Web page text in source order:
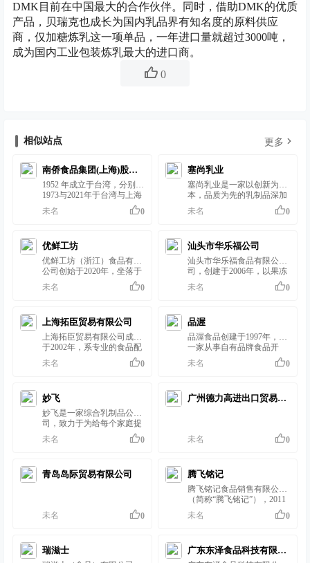
DMK目前在中国最大的合作伙伴。同时，借助DMK的优质
产品，贝瑞克也成长为国内乳品界有知名度的原料供应
商，仅加糖炼乳这一项单品，一年进口量就超过3000吨，
成为国内工业包装炼乳最大的进口商。
0
相似站点 更多
南侨食品集团(上海)股份
有限公司
1952 年成立于台湾，分别于
1973与2021年于台湾与上海
股票上市，全球事业主营烘
焙油脂与乳制品、洗剂日用
合式饭店；大陆事业主营烘
焙（烘焙油脂、淡奶油、馅
料、奶盖/奶浆、进口乳制
品、冷冻面团）、美食（急
冻熟面、婴儿米饼、预制料
以 B 端为主。
未名 0
塞尚乳业
塞尚乳业是一家以创新为
本，品质为先的乳制品深加
工企业，拥有强大的科研能
力和市场创新能力，优选宁
奶源。 灵活的研发技术、快
速的市场反应，让塞尚一直
处于乳制品智造的前沿地
位。作为国内首家将低温分
子膜分离技术运用在乳制品
技术，将牛奶的重构细化到
底层逻辑着手，为行业带来
源源不断的创新灵…
未名 0
优鲜工坊
优鲜工坊（浙江）食品有限
公司创始于2020年，坐落于
环杭州湾核心城市湖州，是
浙江湖州市吴兴区第一家乳
发、生产与销售。 公司由拥
有近20年食品研发经验，江
南大学食品学博士、浙大博
士后，前农夫山泉、康恩贝
食品研发总监程坷伟博士创
产品以奶酪、休闲零食为
零食品牌 “奶酪计划”，共同
组织…
未名 0
汕头市华乐福公司
汕头市华乐福食品有限公
司，创建于2006年，以果冻
布丁、再制奶酪及其配套产
品的研发、设计、制造与销
多套全球一流的再制干酪、
果冻布丁生产线。 华乐福企
业一直以“成为全球一流食
品企业"为公司经营的愿
景，以"快乐食品，快乐生
服务于客户，给大众的生活
未名 0
上海拓臣贸易有限公司
上海拓臣贸易有限公司成立
于2002年，系专业的食品配
料与添加剂供应商，主要代
理各种进口的天然食品添加
粉、法国尼格焦糖、欧罗天
然香草提取物、加拿大星堡
的枫糖系列产品等。我们也
拥有“欧浓”自有品牌，提供
芝士粉、奶油粉、酸奶粉等
淋、糖果巧克力、休闲食品
和饮料等。 上海拓臣自成立
未名 0
品渥
品渥食品创建于1997年，是
一家从事自有品牌食品开
发、进口、销售及国外食品
的合作代理业务的公司。
所敲钟上市，正式登陆国内
优质奶源，满足中国消费需
德亚同步利用公司20多年建
的优势，自主和与国外的
合…
未名 0
妙飞
妙飞是一家综合乳制品公
司，致力于为给每个家庭提
供科学创新的营养解决方
案。产品线包含原制奶酪、
国10万+零售终端网点。
月，妙飞推出行业内颠覆性
的原制奶酪，是对高密度营
未名 0
广州德力高进出口贸易有
未名 0
青岛岛际贸易有限公司
未名 0
腾飞铭记
腾飞铭记食品销售有限公司
（简称“腾飞铭记”），2011
年成立于北京，总部位于北
京市。腾飞铭记始终坚持开
费者最信赖的优质食材传播
未名 0
瑞滋士
广东东泽食品科技有限公